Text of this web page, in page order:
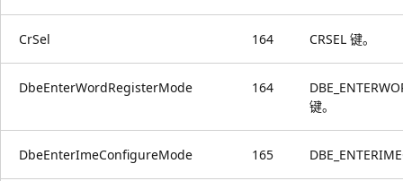
CrSel 164 CRSEL 键。
DbeEnterWordRegisterMode 164
键。
DbeEnterImeConfigureMode 165